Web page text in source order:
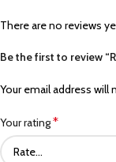
There are no reviews
Be the first to review
Your email address will
Your rating*